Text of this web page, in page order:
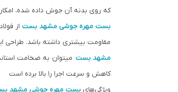
که روی بدنه آن جوش داده شده،
بست مهره جوشی مشهد بست از
مقاومت بیشتری داشته باشد. طراحی
مشهد بست میتوان به ضخامت استاندارد 2 میلیمتر و کشش برای عمق دادن به رزوه
کاهش و سرعت اجرا را بالا برده است
ویژگی‌های بست مهره جوشی مشهد